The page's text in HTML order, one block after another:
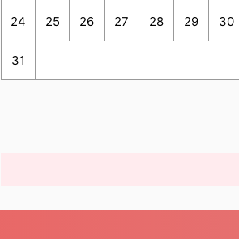
24 25 26 27 28 29 30
31